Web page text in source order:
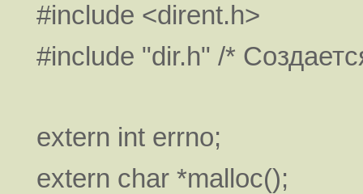
#include <dirent.h>
#include "dir.h" /*
extern int errno;
extern char *malloc();